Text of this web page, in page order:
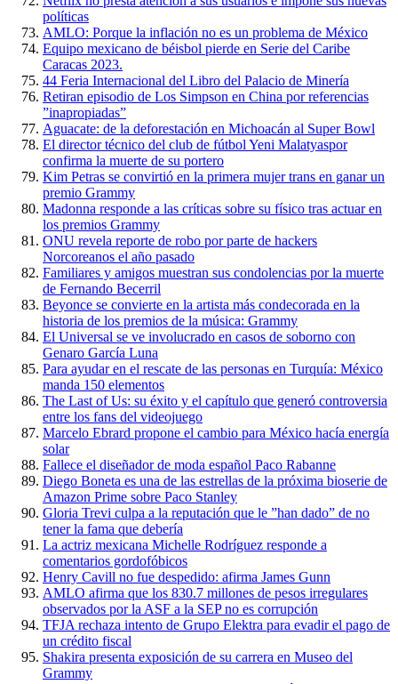
políticas
AMLO: Porque la inflación no es un problema de México
Equipo mexicano de béisbol pierde en Serie del Caribe
Caracas 2023.
44 Feria Internacional del Libro del Palacio de Minería
Retiran episodio de Los Simpson en China por referencias
”inapropiadas”
Aguacate: de la deforestación en Michoacán al Super Bowl
El director técnico del club de fútbol Yeni Malatyaspor
confirma la muerte de su portero
Kim Petras se convirtió en la primera mujer trans en ganar un
premio Grammy
Madonna responde a las críticas sobre su físico tras actuar en
los premios Grammy
ONU revela reporte de robo por parte de hackers
Norcoreanos el año pasado
Familiares y amigos muestran sus condolencias por la muerte
de Fernando Becerril
Beyonce se convierte en la artista más condecorada en la
historia de los premios de la música: Grammy
El Universal se ve involucrado en casos de soborno con
Genaro García Luna
Para ayudar en el rescate de las personas en Turquía: México
manda 150 elementos
The Last of Us: su éxito y el capítulo que generó controversia
entre los fans del videojuego
Marcelo Ebrard propone el cambio para México hacía energía
solar
Fallece el diseñador de moda español Paco Rabanne
Diego Boneta es una de las estrellas de la próxima bioserie de
Amazon Prime sobre Paco Stanley
Gloria Trevi culpa a la reputación que le ”han dado” de no
tener la fama que debería
La actriz mexicana Michelle Rodríguez responde a
comentarios gordofóbicos
Henry Cavill no fue despedido: afirma James Gunn
AMLO afirma que los 830.7 millones de pesos irregulares
observados por la ASF a la SEP no es corrupción
TFJA rechaza intento de Grupo Elektra para evadir el pago de
un crédito fiscal
Shakira presenta exposición de su carrera en Museo del
Grammy